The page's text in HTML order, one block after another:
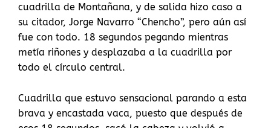
cuadrilla de Montañana, y de salida hizo caso a
su citador, Jorge Navarro “Chencho”, pero aún así
fue con todo. 18 segundos pegando mientras
metía riñones y desplazaba a la cuadrilla por
todo el círculo central.
Cuadrilla que estuvo sensacional parando a esta
brava y encastada vaca, puesto que después de